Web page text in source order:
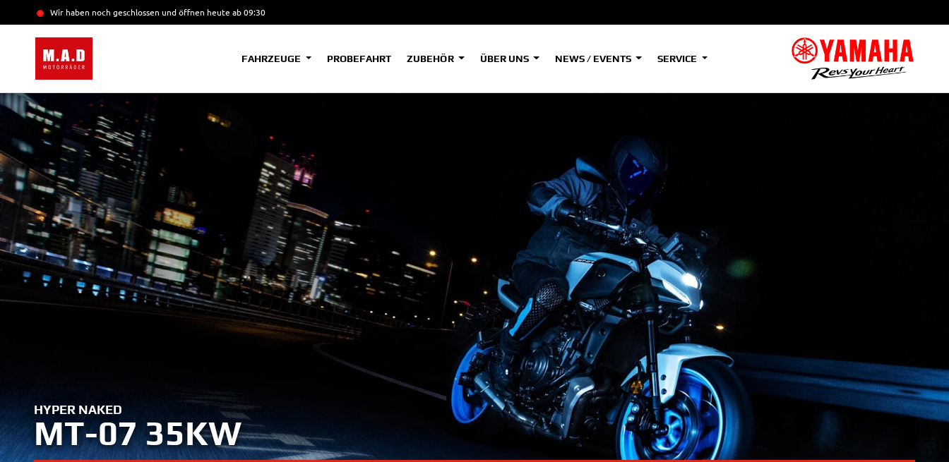
Wir haben noch geschlossen und öffnen heute ab 09:30
FAHRZEUGE
Tenere
700
(Low)
(Low)
35kW
A2
Tenere
700
35kW
A
Tenere
700
Rally
Tenere
700
Rally
35kW
Tenere
700
World
Raid
A1
WR125R
PROBEFAHRT ZUBEHÖR ÜBER UNS NEWS / EVENTS SERVICE
HYPER NAKED
MT-07 35KW